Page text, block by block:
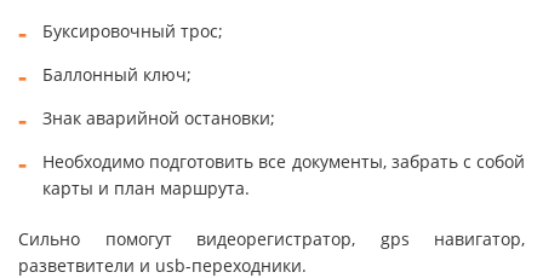
Буксировочный трос;
Баллонный ключ;
Знак аварийной остановки;
Необходимо подготовить все документы, забрать с собой
карты и план маршрута.
Сильно помогут видеорегистратор, gps навигатор,
разветвители и usb-переходники.